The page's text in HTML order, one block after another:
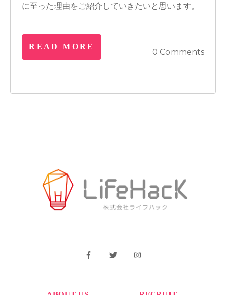
に至った理由をご紹介していきたいと思います。
READ MORE
0 Comments